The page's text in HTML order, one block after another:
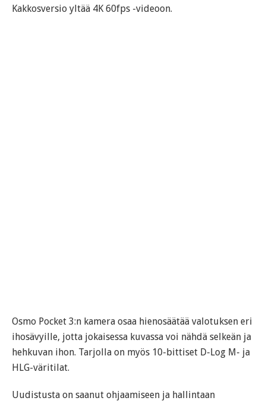
Kakkosversio yltää 4K 60fps -videoon.
Osmo Pocket 3:n kamera osaa hienosäätää valotuksen eri
ihosävyille, jotta jokaisessa kuvassa voi nähdä selkeän ja
hehkuvan ihon. Tarjolla on myös 10-bittiset D-Log M- ja
HLG-väritilat.
Uudistusta on saanut ohjaamiseen ja hallintaan